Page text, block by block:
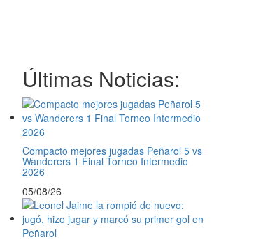
Últimas Noticias:
Compacto mejores jugadas Peñarol 5 vs
Wanderers 1 Final Torneo Intermedio
2026
05/08/26